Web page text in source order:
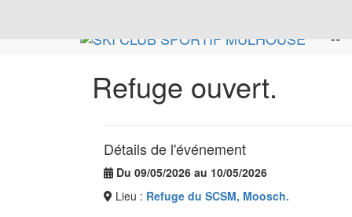
Refuge ouvert.
Détails de l'événement
Du 09/05/2026 au 10/05/2026
Lieu : Refuge du SCSM, Moosch.